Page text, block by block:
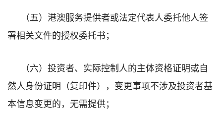
（五）港澳服务提供者或法定代表人委托他人签
署相关文件的授权委托书；
（六）投资者、实际控制人的主体资格证明或自
然人身份证明（复印件），变更事项不涉及投资者基
本信息变更的，无需提供；